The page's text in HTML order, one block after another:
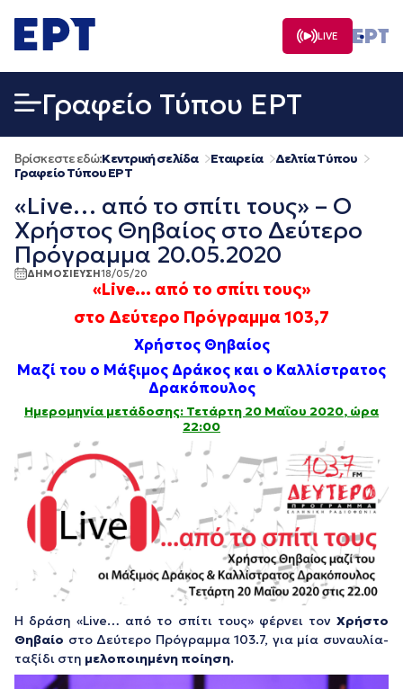
σε
περιεχόμενο
LIVE
Γραφείο Τύπου ΕΡΤ
Βρίσκεστε εδώ:Κεντρική σελίδα Εταιρεία
Δελτία Τύπου
Γραφείο Τύπου ΕΡΤ
«Live… από το σπίτι τους» – Ο
Χρήστος Θηβαίος στο Δεύτερο
Πρόγραμμα 20.05.2020
ΔΗΜΟΣΙΕΥΣΗ18/05/20
«Live… από το σπίτι τους»
στο Δεύτερο Πρόγραμμα 103,7
Χρήστος Θηβαίος
Mαζί του ο Μάξιμος Δράκος και ο Καλλίστρατος
Δρακόπουλος
Ημερομηνία μετάδοσης: Τετάρτη 20 Μαΐου 2020, ώρα
22:00
Η δράση «Live… από το σπίτι τους» φέρνει τον Χρήστο
Θηβαίο στο Δεύτερο Πρόγραμμα 103.7, για μία συναυλία-
ταξίδι στη μελοποιημένη ποίηση.